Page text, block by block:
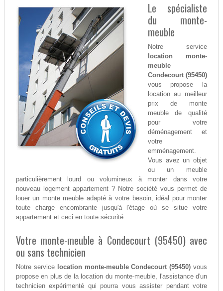
Le spécialiste
du monte-
meuble
Notre service
location monte-
meuble
Condecourt (95450)
vous propose la
location au meilleur
prix de monte
meuble de qualité
pour votre
déménagement et
votre
emménagement.
Vous avez un objet
ou un meuble
particulièrement lourd ou volumineux à monter dans votre
nouveau logement appartement ? Notre société vous permet de
louer un monte meuble adapté à votre besoin, idéal pour monter
toute charge encombrante jusqu'à l'étage où se situe votre
appartement et ceci en toute sécurité.
Votre monte-meuble à Condecourt (95450) avec
ou sans technicien
Notre service location monte-meuble Condecourt (95450) vous
propose en plus de la location du monte-meuble, l'assistance d'un
technicien expérimenté qui pourra vous assister pendant votre